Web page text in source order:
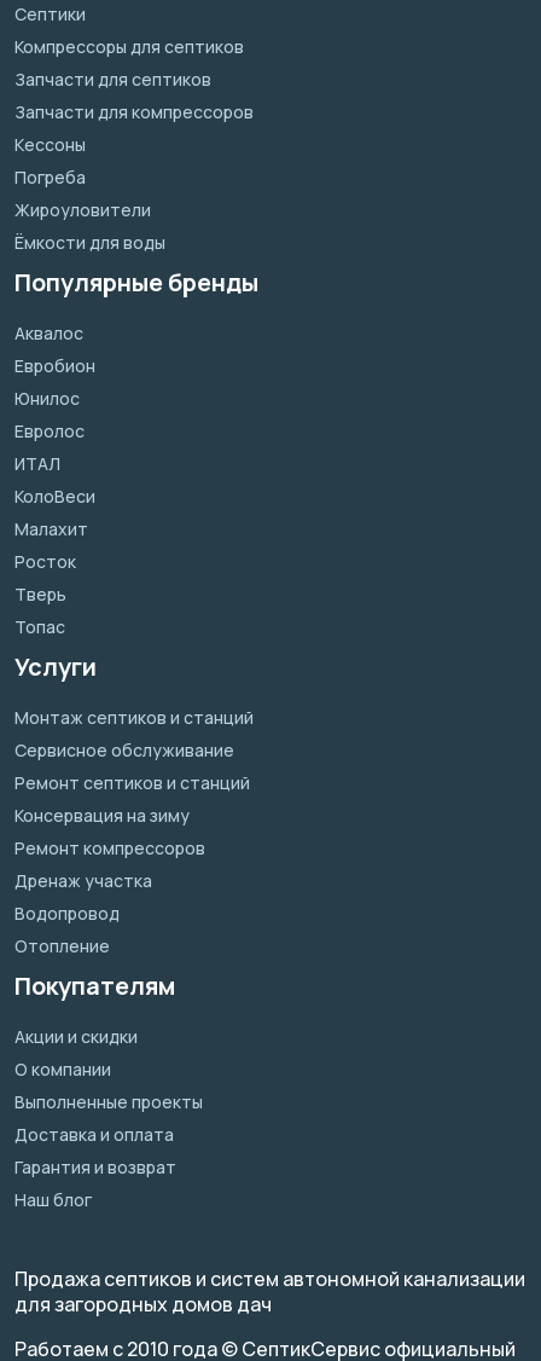
Септики
Компрессоры для септиков
Запчасти для септиков
Запчасти для компрессоров
Кессоны
Погреба
Жироуловители
Ёмкости для воды
Популярные бренды
Аквалос
Евробион
Юнилос
Евролос
ИТАЛ
КолоВеси
Малахит
Росток
Тверь
Топас
Услуги
Монтаж септиков и станций
Сервисное обслуживание
Ремонт септиков и станций
Консервация на зиму
Ремонт компрессоров
Дренаж участка
Водопровод
Отопление
Покупателям
Акции и скидки
О компании
Выполненные проекты
Доставка и оплата
Гарантия и возврат
Наш блог
Продажа септиков и систем автономной канализации
для загородных домов дач
Работаем с 2010 года © СептикСервис официальный